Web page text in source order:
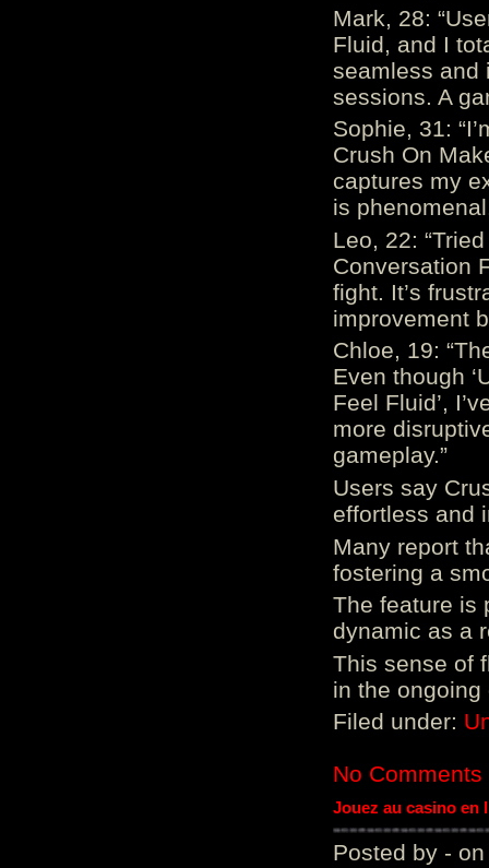
Mark, 28:
Fluid, and I
seamless and
sessions. A
Sophie, 31:
Crush On
captures my
is
Leo, 22:
Conversation
fight. It’s
improvement
Chloe, 19:
Even though
Feel Fluid’,
more
gameplay.”
Users say
effortless and
Many report
fostering a
The feature is
dynamic as a
This sense of
in the ongoing
Filed under:
No Comments
Jouez au casino en
Posted by - on